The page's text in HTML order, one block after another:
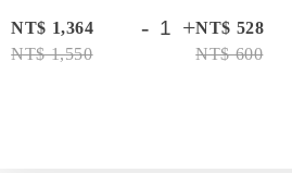
NT$ 1,364
NT$ 1,550
- +NT$ 528
NT$ 600